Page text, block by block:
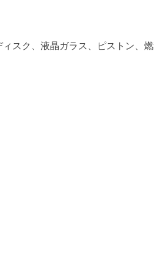
スク、液晶ガラス、ピストン、